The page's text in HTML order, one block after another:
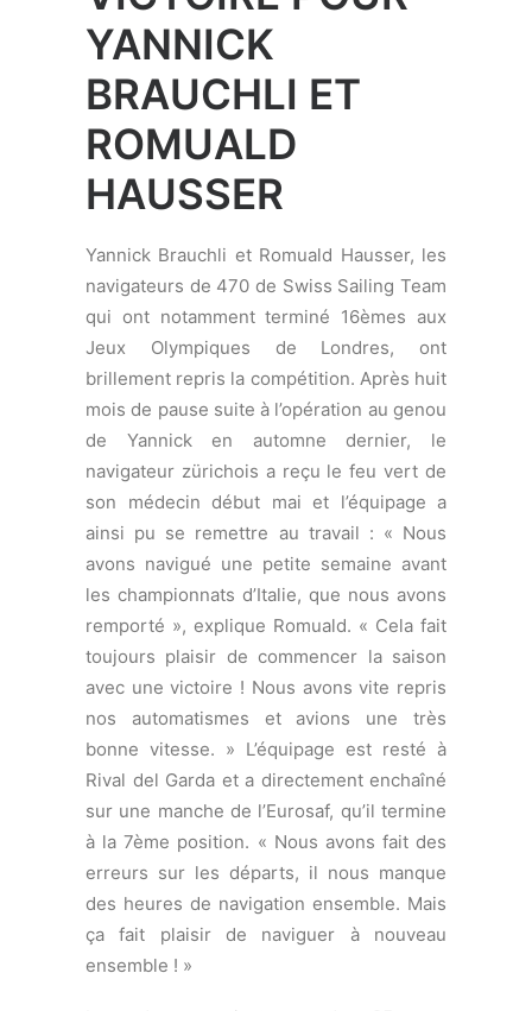
son médecin début mai et l’équipage a
ainsi pu se remettre au travail : « Nous
avons navigué une petite semaine avant
les championnats d’Italie, que nous avons
remporté », explique Romuald. « Cela fait
avec une victoire ! Nous avons vite repris
bonne vitesse. » L’équipage est resté à
Rival del Garda et a directement enchaîné
sur une manche de l’Eurosaf, qu’il termine
à la 7ème position. « Nous avons fait des
erreurs sur les départs, il nous manque
des heures de navigation ensemble. Mais
ça fait plaisir de naviguer à nouveau
ensemble ! »
Les deux navigateurs de 25 ans
participent ce week-end à une manche du
circuit européen Eurosaf à Medemblik en
Hollande, avant le championnat d’Europe à
Formia (ITA) en juin et le championnat du
monde à la Rochelle (FR) en juillet : «
Notre objectif principal cette saison est
d’atteindre les critères établis par Swiss
Sailing Team : Top 12 au championnat
d’Europe et top 18 au championnat du
monde. »
Facebook Brauchli/Hausser
https://www.facebook.com/pages/Swiss-
470-Team-Yannick-Brauchli-Romuald-